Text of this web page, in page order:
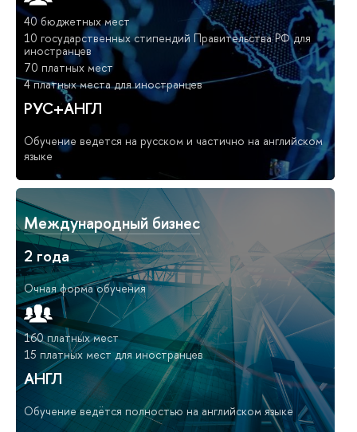
40 бюджетных мест
10 государственных стипендий Правительства РФ для
иностранцев
70 платных мест
4 платных места для иностранцев
РУС+АНГЛ
Обучение ведется на русском и частично на английском
языке
Международный бизнес
2 года
Очная форма обучения
160 платных мест
15 платных мест для иностранцев
АНГЛ
Обучение ведётся полностью на английском языке